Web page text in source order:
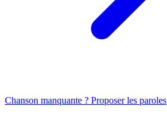
Chanson manquante ? Proposer les paroles